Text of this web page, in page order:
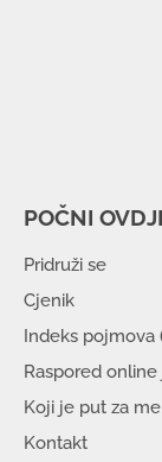
POČNI
Pridruži se
Cjenik
Indeks pojmova
Raspored
Koji je put za
Kontakt